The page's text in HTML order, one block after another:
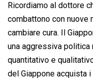
Ricordiamo al dottore
combattono con nuove
cambiare cura. Il
una aggressiva politica
quantitativo e
del Giappone acquista